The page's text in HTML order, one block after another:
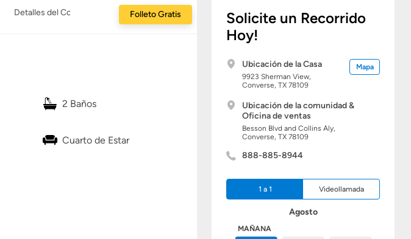
Solicite un Recorrido
Hoy!
Ubicación de la Casa
9923 Sherman View,
Converse, TX 78109
Mapa
Ubicación de la comunidad &
Oficina de ventas
Besson Blvd and Collins Aly,
Converse, TX 78109
888-885-8944
1 a 1 Videollamada
Agosto
MAÑANA
Detalles del Constructor Folleto Gratis
2 Baños
Cuarto de Estar